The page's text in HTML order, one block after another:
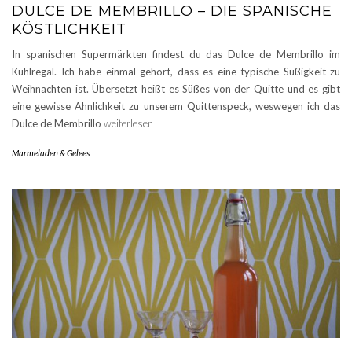
DULCE DE MEMBRILLO – DIE SPANISCHE
KÖSTLICHKEIT
In spanischen Supermärkten findest du das Dulce de Membrillo im
Kühlregal. Ich habe einmal gehört, dass es eine typische Süßigkeit zu
Weihnachten ist. Übersetzt heißt es Süßes von der Quitte und es gibt
eine gewisse Ähnlichkeit zu unserem Quittenspeck, weswegen ich das
Dulce de Membrillo weiterlesen
Marmeladen & Gelees